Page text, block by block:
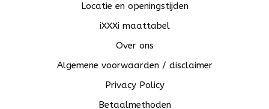
Locatie en openingstijden
iXXXi maattabel
Over ons
Algemene voorwaarden / disclaimer
Privacy Policy
Betaalmethoden